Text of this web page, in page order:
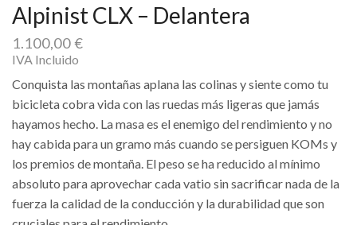
Alpinist CLX – Delantera
1.100,00€
IVA Incluido
Conquista las montañas aplana las colinas y siente como tu
bicicleta cobra vida con las ruedas más ligeras que jamás
hayamos hecho. La masa es el enemigo del rendimiento y no
hay cabida para un gramo más cuando se persiguen KOMs y
los premios de montaña. El peso se ha reducido al mínimo
absoluto para aprovechar cada vatio sin sacrificar nada de la
fuerza la calidad de la conducción y la durabilidad que son